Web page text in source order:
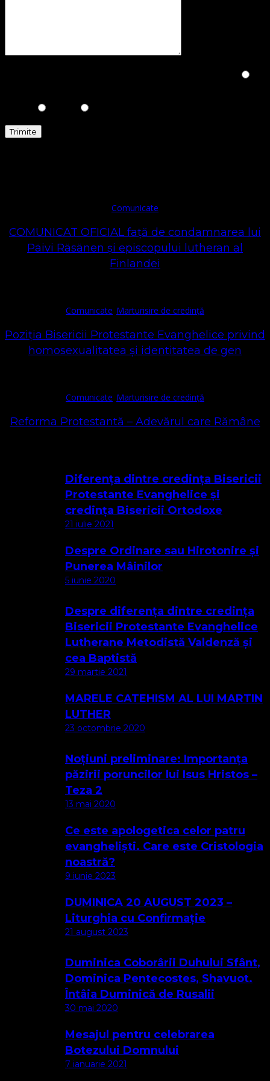
Comunicate
COMUNICAT OFICIAL față de condamnarea lui
Päivi Räsänen și episcopului lutheran al
Finlandei
Comunicate Marturisire de credință
Poziția Bisericii Protestante Evanghelice privind
homosexualitatea și identitatea de gen
Comunicate Marturisire de credință
Reforma Protestantă – Adevărul care Rămâne
Diferența dintre credința Bisericii
Protestante Evanghelice și
credința Bisericii Ortodoxe
21 iulie 2021
Despre Ordinare sau Hirotonire și
Punerea Mâinilor
5 iunie 2020
Despre diferența dintre credința
Bisericii Protestante Evanghelice
Lutherane Metodistă Valdenză și
cea Baptistă
29 martie 2021
MARELE CATEHISM AL LUI MARTIN
LUTHER
23 octombrie 2020
Noțiuni preliminare: Importanța
păzirii poruncilor lui Isus Hristos –
Teza 2
13 mai 2020
Ce este apologetica celor patru
evangheliști. Care este Cristologia
noastră?
9 iunie 2023
DUMINICA 20 AUGUST 2023 –
Liturghia cu Confirmație
21 august 2023
Duminica Coborârii Duhului Sfânt,
Dominica Pentecostes, Shavuot.
Întâia Duminică de Rusalii
30 mai 2020
Mesajul pentru celebrarea
Botezului Domnului
7 ianuarie 2021